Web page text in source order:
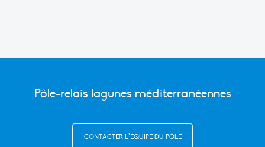
Pôle-relais lagunes méditerranéennes
CONTACTER L’ÉQUIPE DU PÔLE